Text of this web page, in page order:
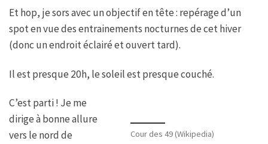
Et hop, je sors avec un objectif en tête : repérage d’un
spot en vue des entrainements nocturnes de cet hiver
(donc un endroit éclairé et ouvert tard).
Il est presque 20h, le soleil est presque couché.
Cour des 49 (Wikipedia)
C’est parti ! Je me
dirige à bonne allure
vers le nord de